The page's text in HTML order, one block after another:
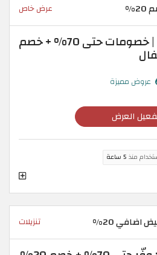
عرض خاص
كود خصم فارفيتش | خصومات حتى 70% + خصم
عروض مميزة
العرض
منذ 5 ساعة
تنزيلات